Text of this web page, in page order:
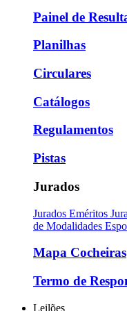
Painel de
Planilhas
Circulares
Catálogos
Regulamentos
Pistas
Jurados
Jurados Eméritos
de Modalidades
Mapa Cocheiras
Termo de
Leilões